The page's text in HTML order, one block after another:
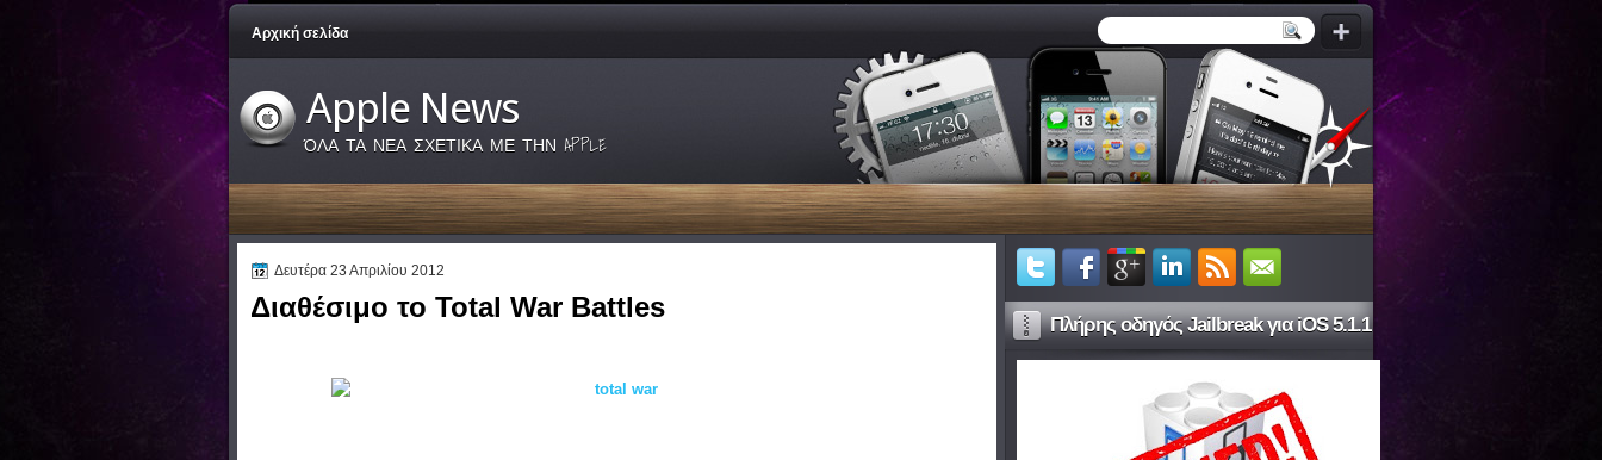
Αρχική σελίδα
Apple News
ΌΛΑ ΤΑ ΝΕΑ ΣΧΕΤΙΚΑ ΜΕ ΤΗΝ APPLE
Δευτέρα 23 Απριλίου 2012
Διαθέσιμο το Total War Battles
Πλήρης οδηγός Jailbreak για iOS 5.1.1